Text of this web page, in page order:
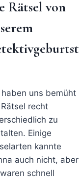
Rätsel von
haben uns bemüht
recht
zu
Einige
kannte
auch nicht, aber
schnell